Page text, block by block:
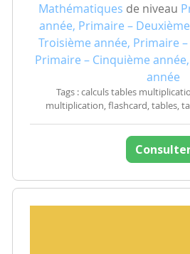
Mathématiques de niveau
année, Primaire –
Troisième année, Primaire
Primaire – Cinquième
année
Tags : calculs tables
multiplication, flashcard, tables,